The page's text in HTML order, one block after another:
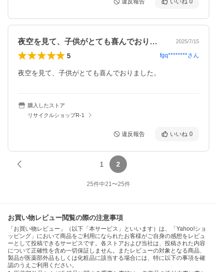
違反報告 いいね 0
夜空を見て、子供がとても喜んでおりまし… 2025/7/15
5 fgq********さん
夜空を見て、子供がとても喜んでおりました。
購入したストア
リサイクルショップR-1
違反報告 いいね 0
1 2
25件中21〜25件
お買い物レビュー閲覧の際の注意事項
「お買い物レビュー」（以下「本サービス」といいます）は、「Yahoo!ショ
ッピング」において商品をご利用になられたお客様がご自身の感想をレビュ
ーとして投稿できるサービスです。各ストアおよび当社は、投稿された内容
について正確性を含め一切保証しません。またレビューの対象となる商品、
製品が医薬部外品もしくは化粧品に該当する場合には、特に以下の事項を確
認のうえご利用ください。